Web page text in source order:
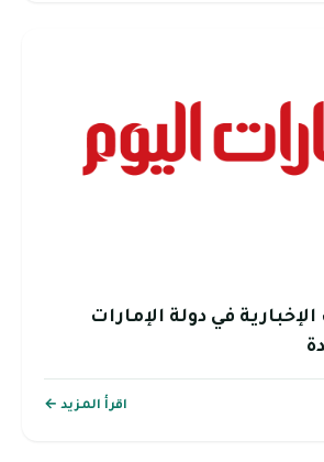
في دولة الإمارات
اقرأ المزيد ←